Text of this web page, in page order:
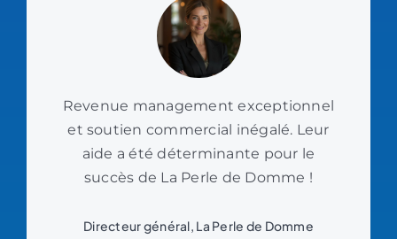
Revenue management exceptionnel
et soutien commercial inégalé. Leur
aide a été déterminante pour le
succès de La Perle de Domme !
Directeur général, La Perle de Domme